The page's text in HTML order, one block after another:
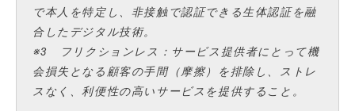
で本人を特定し、非接触で認証できる生体認証を融
合したデジタル技術。
※3 フリクションレス：サービス提供者にとって機
会損失となる顧客の手間（摩擦）を排除し、ストレ
スなく、利便性の高いサービスを提供すること。